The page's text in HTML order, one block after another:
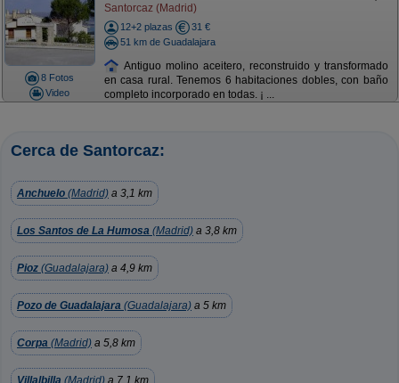
8 Fotos
Video
Santorcaz (Madrid)
12+2 plazas
31 €
51 km de Guadalajara
Antiguo molino aceitero, reconstruido y transformado
en casa rural. Tenemos 6 habitaciones dobles, con baño
completo incorporado en todas. ¡ ...
Cerca de Santorcaz:
Anchuelo (Madrid) a 3,1 km
Los Santos de La Humosa (Madrid) a 3,8 km
Pioz (Guadalajara) a 4,9 km
Pozo de Guadalajara (Guadalajara) a 5 km
Corpa (Madrid) a 5,8 km
Villalbilla (Madrid) a 7,1 km